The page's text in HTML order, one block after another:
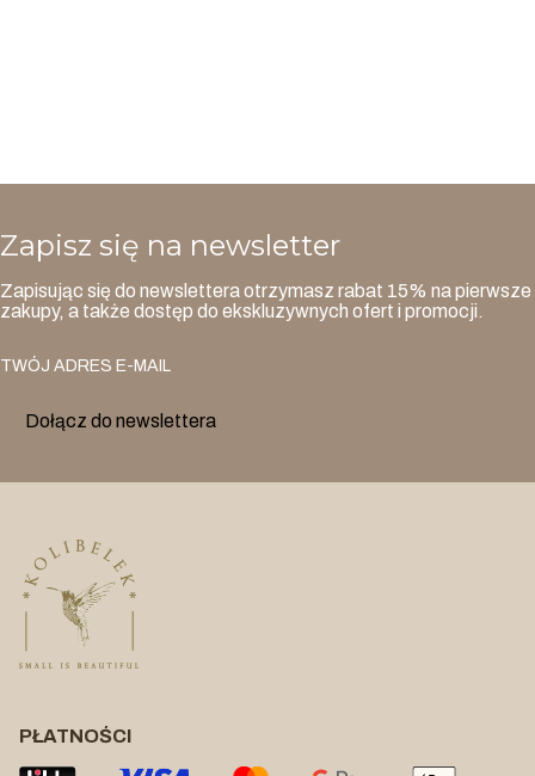
Zapisz się na newsletter
Zapisując się do newslettera otrzymasz rabat 15% na pierwsze
zakupy, a także dostęp do ekskluzywnych ofert i promocji.
TWÓJ ADRES E-MAIL
Dołącz do newslettera
PŁATNOŚCI